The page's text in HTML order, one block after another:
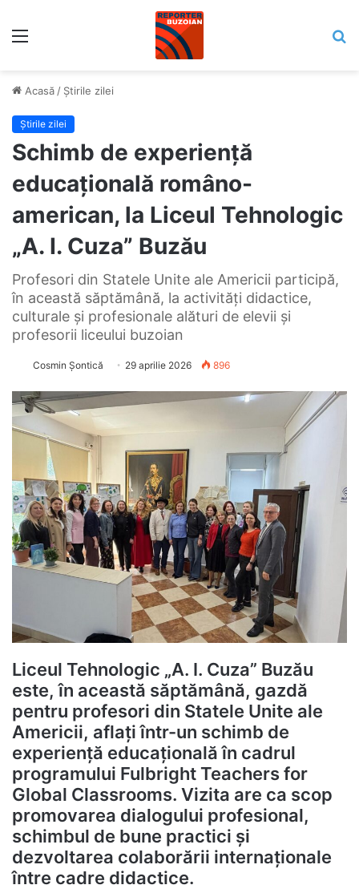
Acasă / Știrile zilei
Știrile zilei
Schimb de experiență
educațională româno-
american, la Liceul Tehnologic
„A. I. Cuza” Buzău
Profesori din Statele Unite ale Americii participă,
în această săptămână, la activități didactice,
culturale și profesionale alături de elevii și
profesorii liceului buzoian
Cosmin Șontică 29 aprilie 2026 896
Liceul Tehnologic „A. I. Cuza” Buzău
este, în această săptămână, gazdă
pentru profesori din Statele Unite ale
Americii, aflați într-un schimb de
experiență educațională în cadrul
programului Fulbright Teachers for
Global Classrooms. Vizita are ca scop
promovarea dialogului profesional,
schimbul de bune practici și
dezvoltarea colaborării internaționale
între cadre didactice.